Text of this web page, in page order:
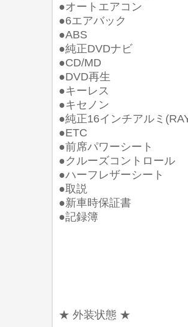
●オートエアコン
●6エアバック
●ABS
●純正DVDナビ
●CD/MD
●DVD再生
●キーレス
●キセノン
●純正16インチアルミ
●ETC
●前席パワーシート
●クルーズコントロール
●ハーフレザーシート
●取説
●新車時保証書
●記録簿
★ 外装状態 ★